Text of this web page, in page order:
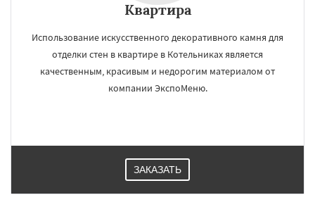
Квартира
Использование искусственного декоративного камня для
отделки стен в квартире в Котельниках является
качественным, красивым и недорогим материалом от
компании ЭкспоМеню.
ЗАКАЗАТЬ